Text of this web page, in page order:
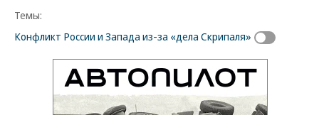
Темы:
Конфликт России и Запада из-за «дела Скрипаля»